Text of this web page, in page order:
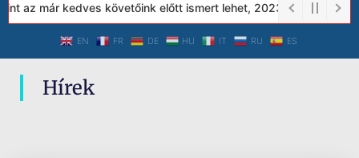
az már kedves követőink előtt ismert lehet, 2023-tól a Védett
EN FR DE HU IT RU ES
Hírek